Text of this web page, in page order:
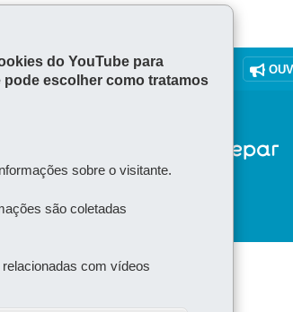
DENUNCIE CORRUPÇÃO
do YouTube para
escolher como tratamos
sobre o visitante.
são coletadas
com vídeos